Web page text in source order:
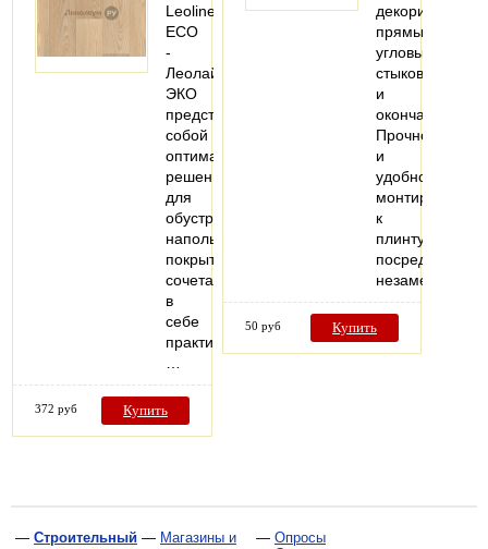
Leoline
ECO
-
Леолайн
ЭКО
представляет
собой
оптимальное
решение
для
обустройства
напольных
покрытий,
сочетающее
в
себе
практичность,
372 руб Купить
декорирования
прямых,
угловых
стыков
и
окончаний.
Прочно
и
удобно
монтируются
к
плинтусу
посредством
незаметных…
50 руб Купить
— Строительный — Магазины и
— Опросы